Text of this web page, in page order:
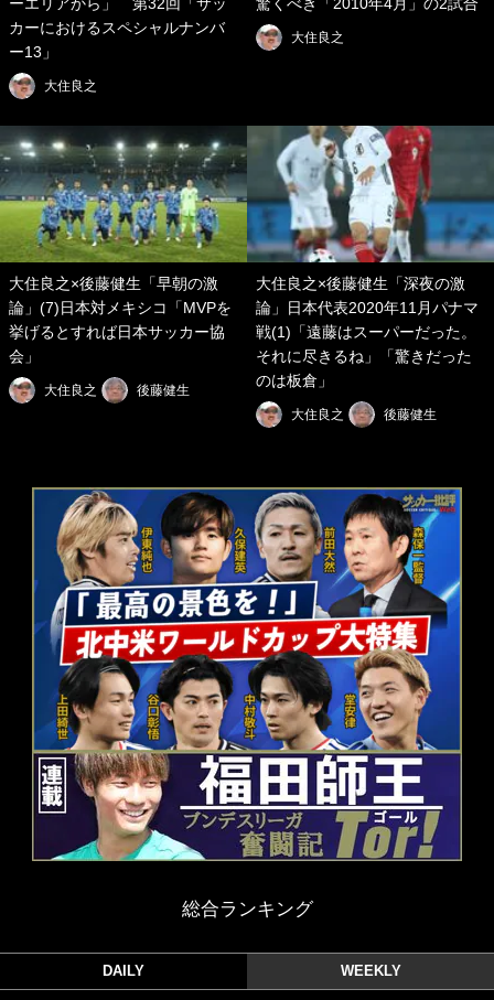
カーにおけるスペシャルナンバ
ー13」
大住良之
大住良之
大住良之×後藤健生「早朝の激
論」(7)日本対メキシコ「MVPを
挙げるとすれば日本サッカー協
会」
大住良之 後藤健生
大住良之×後藤健生「深夜の激
論」日本代表2020年11月パナマ
戦(1)「遠藤はスーパーだった。
それに尽きるね」「驚きだった
のは板倉」
大住良之 後藤健生
総合ランキング
DAILY WEEKLY